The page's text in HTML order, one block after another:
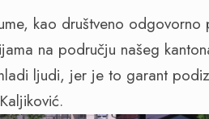
kao društveno
na području našeg
ljudi, jer je to garant